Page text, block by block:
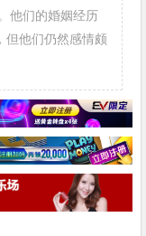
他们的婚姻经历
但他们仍然感情颇